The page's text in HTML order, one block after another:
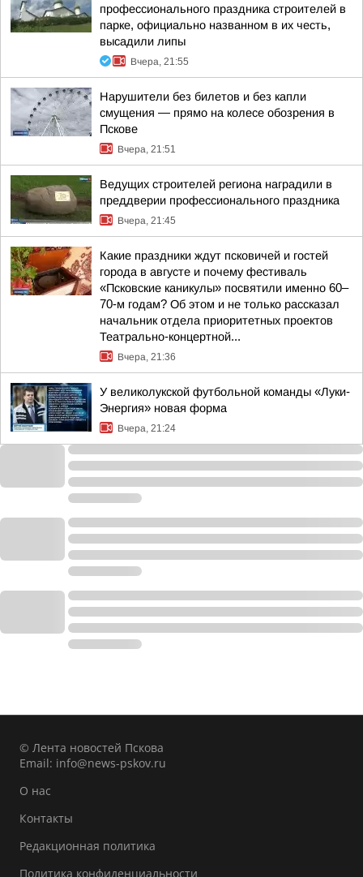
профессионального праздника строителей в
парке, официально названном в их честь,
высадили липы
Вчера, 21:55
Нарушители без билетов и без капли
смущения — прямо на колесе обозрения в
Пскове
Вчера, 21:51
Ведущих строителей региона наградили в
преддверии профессионального праздника
Вчера, 21:45
Какие праздники ждут псковичей и гостей
города в августе и почему фестиваль
«Псковские каникулы» посвятили именно 60–
70-м годам? Об этом и не только рассказал
начальник отдела приоритетных проектов
Театрально-концертной...
Вчера, 21:36
У великолукской футбольной команды «Луки-
Энергия» новая форма
Вчера, 21:24
© Лента новостей Пскова
Email: info@news-pskov.ru
О нас
Контакты
Редакционная политика
Политика конфиденциальности